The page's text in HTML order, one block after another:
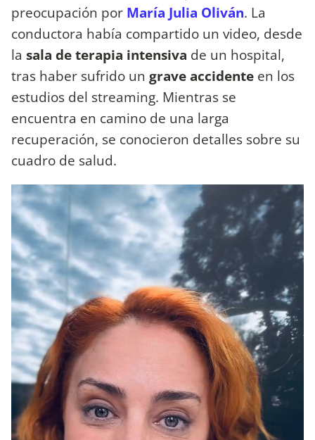
preocupación por María Julia Oliván. La
conductora había compartido un video, desde
la sala de terapia intensiva de un hospital,
tras haber sufrido un grave accidente en los
estudios del streaming. Mientras se
encuentra en camino de una larga
recuperación, se conocieron detalles sobre su
cuadro de salud.